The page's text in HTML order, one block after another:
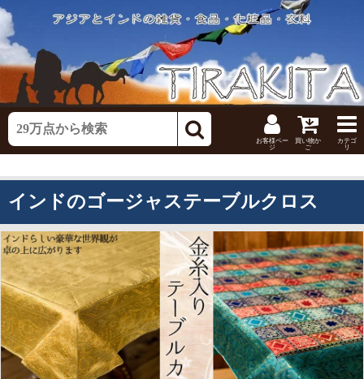
お客様ペー
ジ
買い物か
ご
カテゴ
リ
インドのゴージャステーブルクロス